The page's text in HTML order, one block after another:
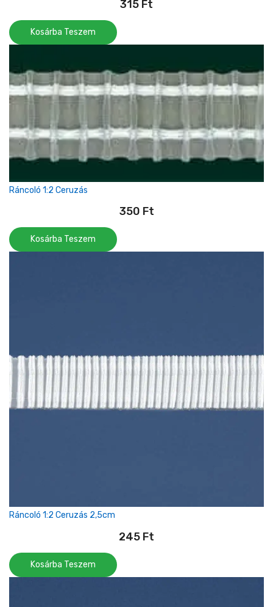
315 Ft
Kosárba Teszem
Ráncoló 1:2 Ceruzás
350 Ft
Kosárba Teszem
Ráncoló 1:2 Ceruzás 2,5cm
245 Ft
Kosárba Teszem